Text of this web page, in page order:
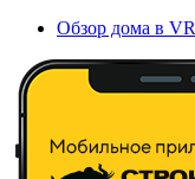
Обзор дома в VR